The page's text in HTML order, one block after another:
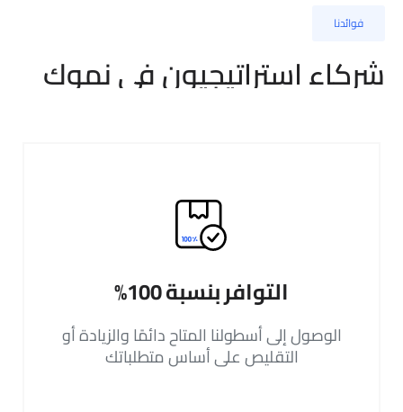
استراتيجيون في نموك
التوافر بنسبة 100%
الوصول إلى أسطولنا المتاح دائمًا والزيادة أو
التقليص على أساس متطلباتك